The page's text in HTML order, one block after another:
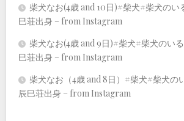
柴犬なお(4歳 and 10日)#柴犬#柴犬のい
巳荘出身 – from Instagram
柴犬なお(4歳 and 9日)#柴犬#柴犬のい
巳荘出身 – from Instagram
柴犬なお（4歳 and 8日）#柴犬#柴犬の
辰巳荘出身 – from Instagram